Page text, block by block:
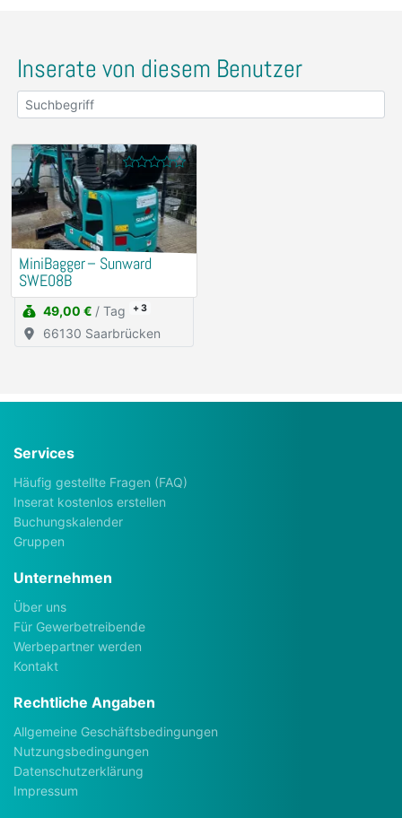
Inserate von diesem Benutzer
MiniBagger – Sunward
SWE08B
49,00 € / Tag + 3
66130 Saarbrücken
Services
Häufig gestellte Fragen (FAQ)
Inserat kostenlos erstellen
Buchungskalender
Gruppen
Unternehmen
Über uns
Für Gewerbetreibende
Werbepartner werden
Kontakt
Rechtliche Angaben
Allgemeine Geschäftsbedingungen
Nutzungsbedingungen
Datenschutzerklärung
Impressum